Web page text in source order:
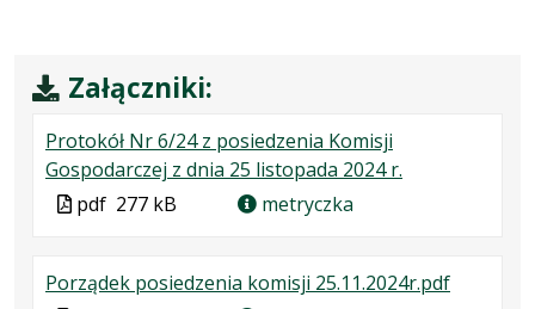
Załączniki:
Protokół Nr 6/24 z posiedzenia Komisji
Gospodarczej z dnia 25 listopada 2024 r.
pdf
kB
nowej
Plik
pdf 277 kB metryczka
Porządek posiedzenia komisji 25.11.2024r.pdf...